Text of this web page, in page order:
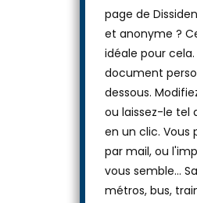
(R)éveiller
travail ? Vous
page de
et anonyme ?
idéale pour
document
dessous.
ou laissez-le tel
en un clic. Vous
par mail, ou